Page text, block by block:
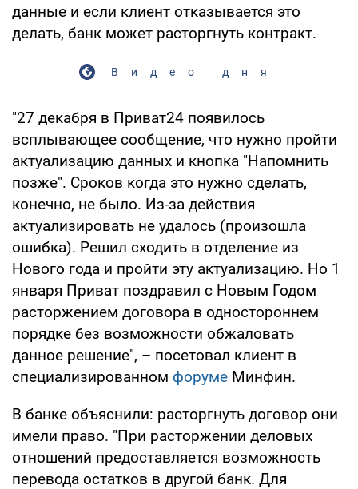
данные и если клиент отказывается это
делать, банк может расторгнуть контракт.
Видео дня
"27 декабря в Приват24 появилось
всплывающее сообщение, что нужно пройти
актуализацию данных и кнопка "Напомнить
позже". Сроков когда это нужно сделать,
конечно, не было. Из-за действия
актуализировать не удалось (произошла
ошибка). Решил сходить в отделение из
Нового года и пройти эту актуализацию. Но 1
января Приват поздравил с Новым Годом
расторжением договора в одностороннем
порядке без возможности обжаловать
данное решение", – посетовал клиент в
специализированном форуме Минфин.
В банке объяснили: расторгнуть договор они
имели право. "При расторжении деловых
отношений предоставляется возможность
перевода остатков в другой банк. Для